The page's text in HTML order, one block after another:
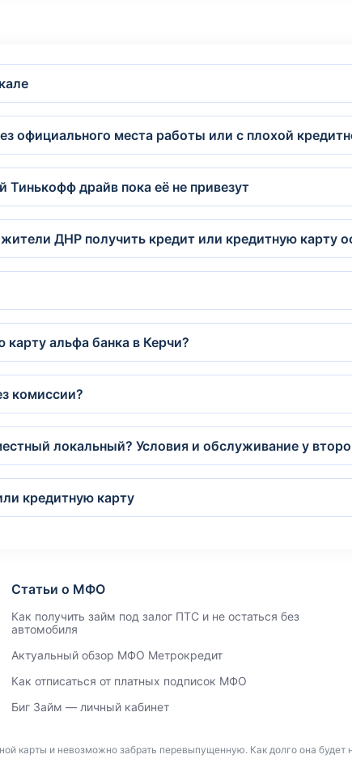
официального места работы или с плохой
Тинькофф драйв пока её не привезут
ДНР получить кредит или кредитную карту
альфа банка в Керчи?
комиссии?
локальный? Условия и обслуживание у
кредитную карту
Статьи о МФО
Как получить займ под залог ПТС и не остаться без
автомобиля
Актуальный обзор МФО Метрокредит
Как отписаться от платных подписок МФО
Биг Займ — личный кабинет
карты и невозможно забрать перевыпущенную. Как долго она будет